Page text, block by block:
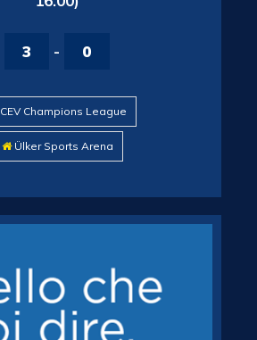
3 - 0
CEV Champions League
Ülker Sports Arena